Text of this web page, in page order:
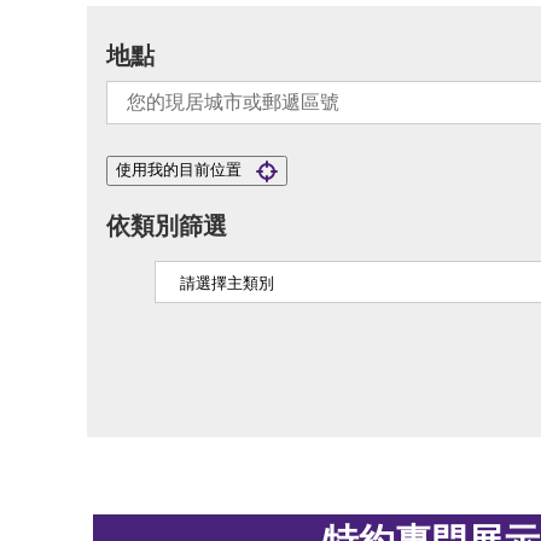
地點
使用我的目前位置
依類別篩選